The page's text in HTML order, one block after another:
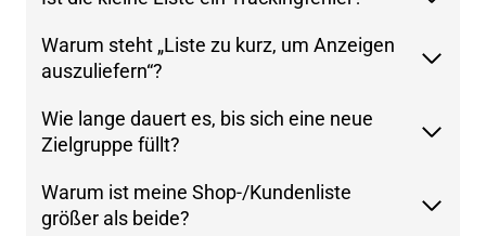
Warum steht „Liste zu kurz, um Anzeigen
auszuliefern“?
Wie lange dauert es, bis sich eine neue
Zielgruppe füllt?
Warum ist meine Shop-/Kundenliste
größer als beide?